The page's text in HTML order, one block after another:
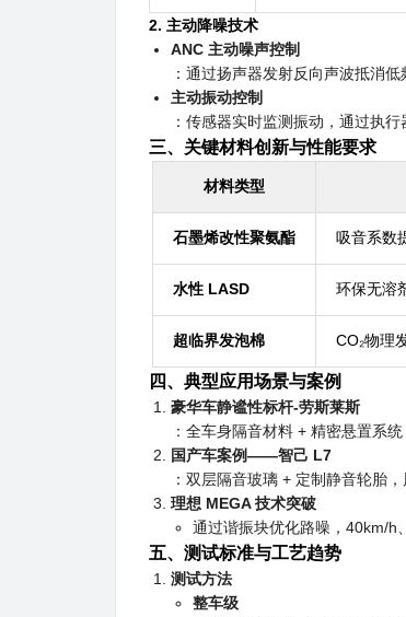
2. 主动降噪技术
ANC 主动噪声控制
：通过扬声器发射反向声波抵消
主动振动控制
：传感器实时监测振动，通过执
三、关键材料创新与性能要求
材料类型
石墨烯改性聚氨酯 吸音系数
水性 LASD 环保无溶
超临界发泡棉 CO₂物理
四、典型应用场景与案例
豪华车静谧性标杆-劳斯莱斯
：全车身隔音材料 + 精密悬置系
国产车案例——智己 L7
：双层隔音玻璃 + 定制静音轮胎
理想 MEGA 技术突破
通过谐振块优化路噪，40km/h
五、测试标准与工艺趋势
测试方法
整车级